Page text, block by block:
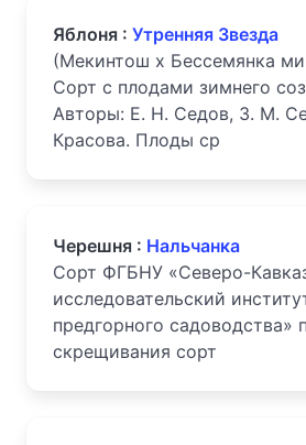
Яблоня : Утренняя Звезда
(Мекинтош х Бессемянка
Сорт с плодами зимнего
Авторы: Е. Н. Седов, 3. М.
Красова. Плоды ср
Черешня : Нальчанка
Сорт ФГБНУ «Северо-
исследовательский
предгорного садоводства»
скрещивания сорт